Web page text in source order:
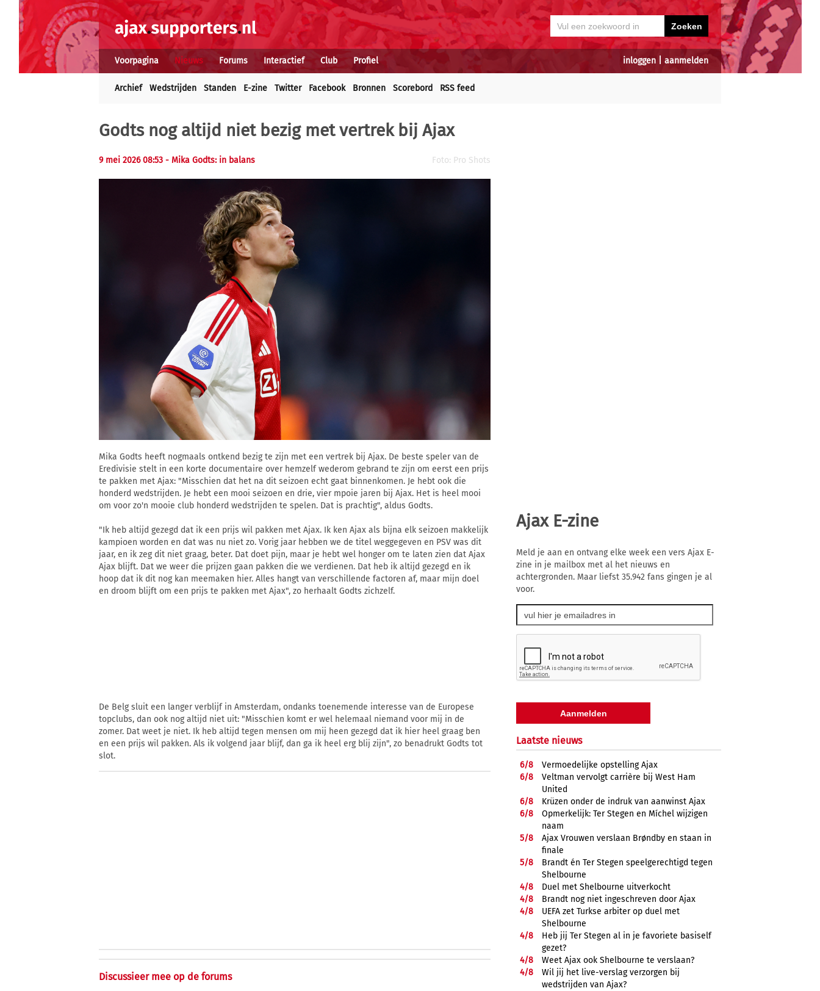
inloggen aanmelden
Voorpagina Nieuws Forums Interactief Club Profiel
Archief Wedstrijden Standen E-zine Twitter Facebook Bronnen Scorebord RSS feed
Godts nog altijd niet bezig met vertrek bij Ajax
9 mei 2026 08:53 - Mika Godts: in balans Foto: Pro Shots
Mika Godts heeft nogmaals ontkend bezig te zijn met een vertrek bij Ajax. De beste speler van de
Eredivisie stelt in een korte documentaire over hemzelf wederom gebrand te zijn om eerst een prijs
te pakken met Ajax: "Misschien dat het na dit seizoen echt gaat binnenkomen. Je hebt ook die
honderd wedstrijden. Je hebt een mooi seizoen en drie, vier mpoie jaren bij Ajax. Het is heel mooi
om voor zo'n mooie club honderd wedstrijden te spelen. Dat is prachtig", aldus Godts.
"Ik heb altijd gezegd dat ik een prijs wil pakken met Ajax. Ik ken Ajax als bijna elk seizoen makkelijk
kampioen worden en dat was nu niet zo. Vorig jaar hebben we de titel weggegeven en PSV was dit
jaar, en ik zeg dit niet graag, beter. Dat doet pijn, maar je hebt wel honger om te laten zien dat Ajax
Ajax blijft. Dat we weer die prijzen gaan pakken die we verdienen. Dat heb ik altijd gezegd en ik
hoop dat ik dit nog kan meemaken hier. Alles hangt van verschillende factoren af, maar mijn doel
en droom blijft om een prijs te pakken met Ajax", zo herhaalt Godts zichzelf.
De Belg sluit een langer verblijf in Amsterdam, ondanks toenemende interesse van de Europese
topclubs, dan ook nog altijd niet uit: "Misschien komt er wel helemaal niemand voor mij in de
zomer. Dat weet je niet. Ik heb altijd tegen mensen om mij heen gezegd dat ik hier heel graag ben
en een prijs wil pakken. Als ik volgend jaar blijf, dan ga ik heel erg blij zijn", zo benadrukt Godts tot
slot.
Discussieer mee op de forums
Ajax E-zine
Meld je aan en ontvang elke week een vers Ajax E-
zine in je mailbox met al het nieuws en
achtergronden. Maar liefst 35.942 fans gingen je al
voor.
Laatste nieuws
6/8
Vermoedelijke opstelling Ajax
6/8
Veltman vervolgt carrière bij West Ham
United
6/8
Krüzen onder de indruk van aanwinst Ajax
6/8
Opmerkelijk: Ter Stegen en Míchel wijzigen
naam
5/8
Ajax Vrouwen verslaan Brøndby en staan in
finale
5/8
Brandt én Ter Stegen speelgerechtigd tegen
Shelbourne
4/8
Duel met Shelbourne uitverkocht
4/8
Brandt nog niet ingeschreven door Ajax
4/8
UEFA zet Turkse arbiter op duel met
Shelbourne
4/8
Heb jij Ter Stegen al in je favoriete basiself
gezet?
4/8
Weet Ajax ook Shelbourne te verslaan?
4/8
Wil jij het live-verslag verzorgen bij
wedstrijden van Ajax?